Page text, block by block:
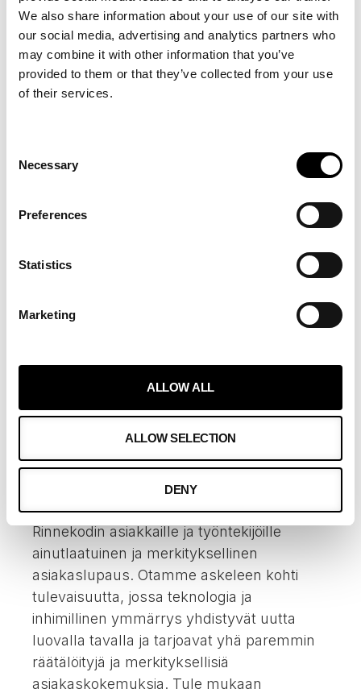
We also share information about your use of our site with
our social media, advertising and analytics partners who
may combine it with other information that you’ve
provided to them or that they’ve collected from your use
of their services.
Selection
Necessary
Preferences
Statistics
Marketing
ALLOW ALL
ALLOW SELECTION
DENY
TUNTEMATONTA
Sailerin toimitusjohtaja Hannu Uotila
reflektoi tulevaa: ”Olemme tekemässä
opettavainen kaikille osapuolille. Olen
rohkeudesta hypätä mukaan tällaiselle
luomassa täysin uusia käytäntöjä laajojen
aineistojen käsittelyyn ja analyysiin sekä
muuttamaan käsityksiä siitä, kuinka
tulevaisuudessa”.
Sailerilla olemme innoissamme ja kiitollisia
siitä, että saamme olla mukana tekemässä
historiaa. Tämä on ainutlaatuinen
mahdollisuus tutkia uusia tapoja käyttää
keinoälyä osana tutkimusta ja luoda
Rinnekodin asiakkaille ja työntekijöille
ainutlaatuinen ja merkityksellinen
asiakaslupaus. Otamme askeleen kohti
tulevaisuutta, jossa teknologia ja
inhimillinen ymmärrys yhdistyvät uutta
luovalla tavalla ja tarjoavat yhä paremmin
räätälöityjä ja merkityksellisiä
asiakaskokemuksia. Tule mukaan